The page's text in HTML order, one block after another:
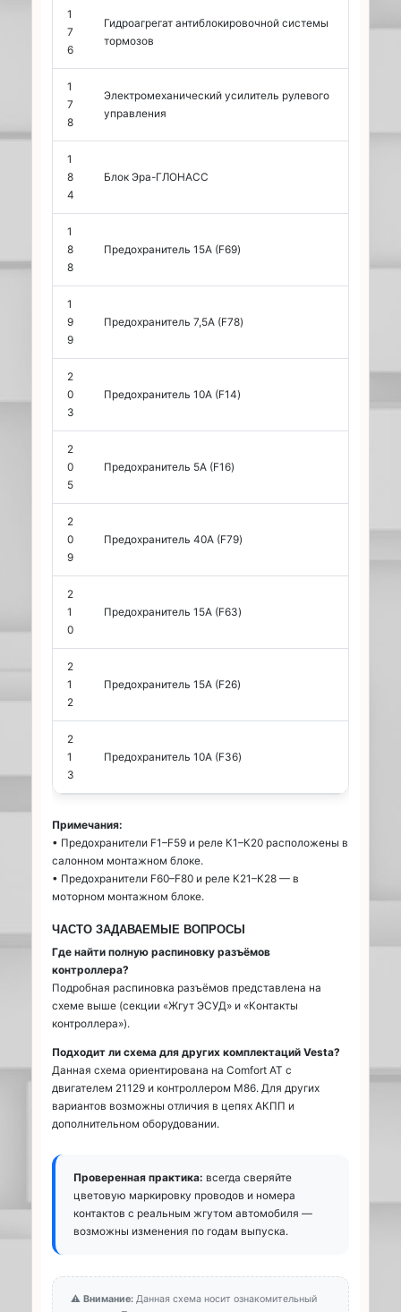
1
7
6
Гидроагрегат антиблокировочной системы
тормозов
1
7
8
Электромеханический усилитель рулевого
управления
1
8
4
Блок Эра-ГЛОНАСС
1
8
8
Предохранитель 15А (F69)
1
9
9
Предохранитель 7,5А (F78)
2
0
3
Предохранитель 10А (F14)
2
0
5
Предохранитель 5А (F16)
2
0
9
Предохранитель 40А (F79)
2
1
0
Предохранитель 15А (F63)
2
1
2
Предохранитель 15А (F26)
2
1
3
Предохранитель 10А (F36)
Примечания:
• Предохранители F1–F59 и реле К1–К20 расположены в
салонном монтажном блоке.
• Предохранители F60–F80 и реле К21–К28 — в
моторном монтажном блоке.
ЧАСТО ЗАДАВАЕМЫЕ ВОПРОСЫ
Где найти полную распиновку разъёмов
контроллера?
Подробная распиновка разъёмов представлена на
схеме выше (секции «Жгут ЭСУД» и «Контакты
контроллера»).
Подходит ли схема для других комплектаций Vesta?
Данная схема ориентирована на Comfort AT с
двигателем 21129 и контроллером М86. Для других
вариантов возможны отличия в цепях АКПП и
дополнительном оборудовании.
Проверенная практика: всегда сверяйте
цветовую маркировку проводов и номера
контактов с реальным жгутом автомобиля —
возможны изменения по годам выпуска.
⚠️ Внимание: Данная схема носит ознакомительный